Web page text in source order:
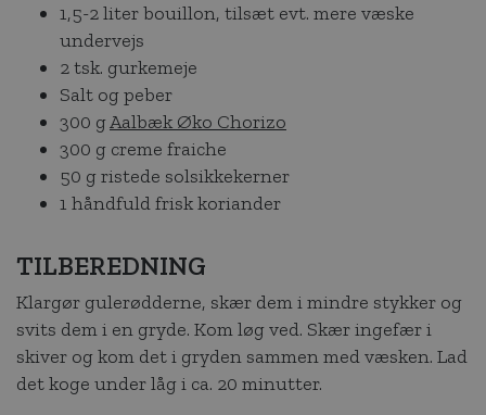
1,5-2 liter bouillon, tilsæt evt. mere væske
undervejs
2 tsk. gurkemeje
Salt og peber
300 gAalbæk Øko Chorizo
300 g creme fraiche
50 g ristede solsikkekerner
1 håndfuld frisk koriander
TILBEREDNING
Klargør gulerødderne, skær dem i mindre stykker og
svits dem i en gryde. Kom løg ved. Skær ingefær i
skiver og kom det i gryden sammen med væsken. Lad
det koge under låg i ca. 20 minutter.